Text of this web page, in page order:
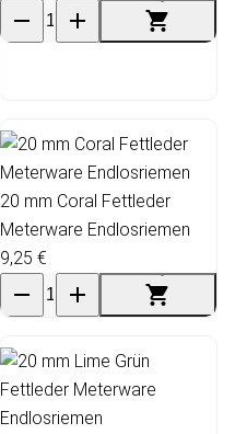
20 mm Coral Fettleder
Meterware Endlosriemen
9,25 €